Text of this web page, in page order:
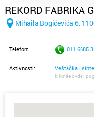
REKORD FABRIKA
Mihaila Bogićevića 6,
Telefon: 011 6685
Aktivnosti: Veštačka i
kliknite ovde i